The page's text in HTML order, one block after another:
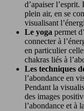
d’apaiser
plein air, en se
visualisant
Le yoga permet
connecter à
en particulier
chakras liés à
Les techniques
l’abondance en
Pendant la
des images
l’abondance et à